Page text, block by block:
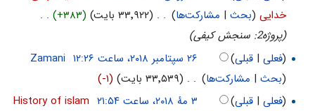
خدایی (بحث| مشارکت‌ها)
. . (۳۳٬۹۲۲ بایت) (+۳۸۳)‏
. .
(پروژه2: سنجش کیفی)
(فعلی| قبلی)
‏
Zamani
(بحث| مشارکت‌ها)
. . (۳۳٬۵۳۹ بایت)
(-۱)
(فعلی| قبلی)
‏
History of islam